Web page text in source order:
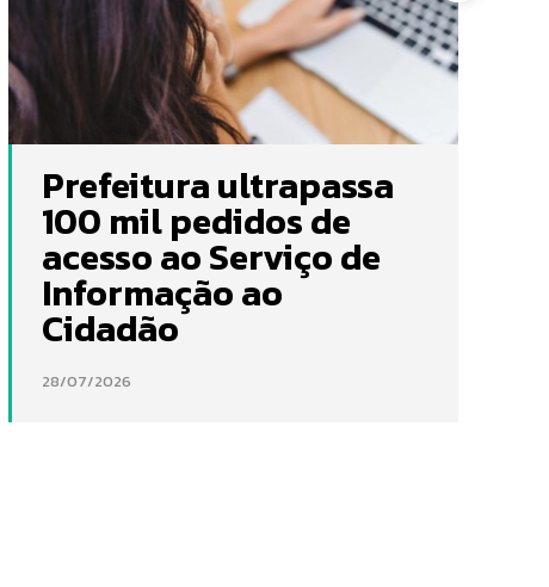
Prefeitura ultrapassa
100 mil pedidos de
acesso ao Serviço de
Informação ao
Cidadão
28/07/2026